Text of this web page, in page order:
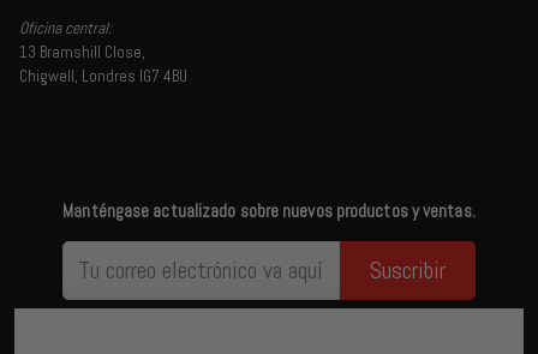
Oficina central:
13 Bramshill Close,
Chigwell, Londres IG7 4BU
Manténgase actualizado sobre nuevos productos y ventas.
Suscribir